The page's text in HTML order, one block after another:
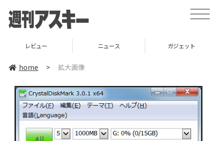
toggle
レビュー ニュース ガジェット
home > 拡大画像